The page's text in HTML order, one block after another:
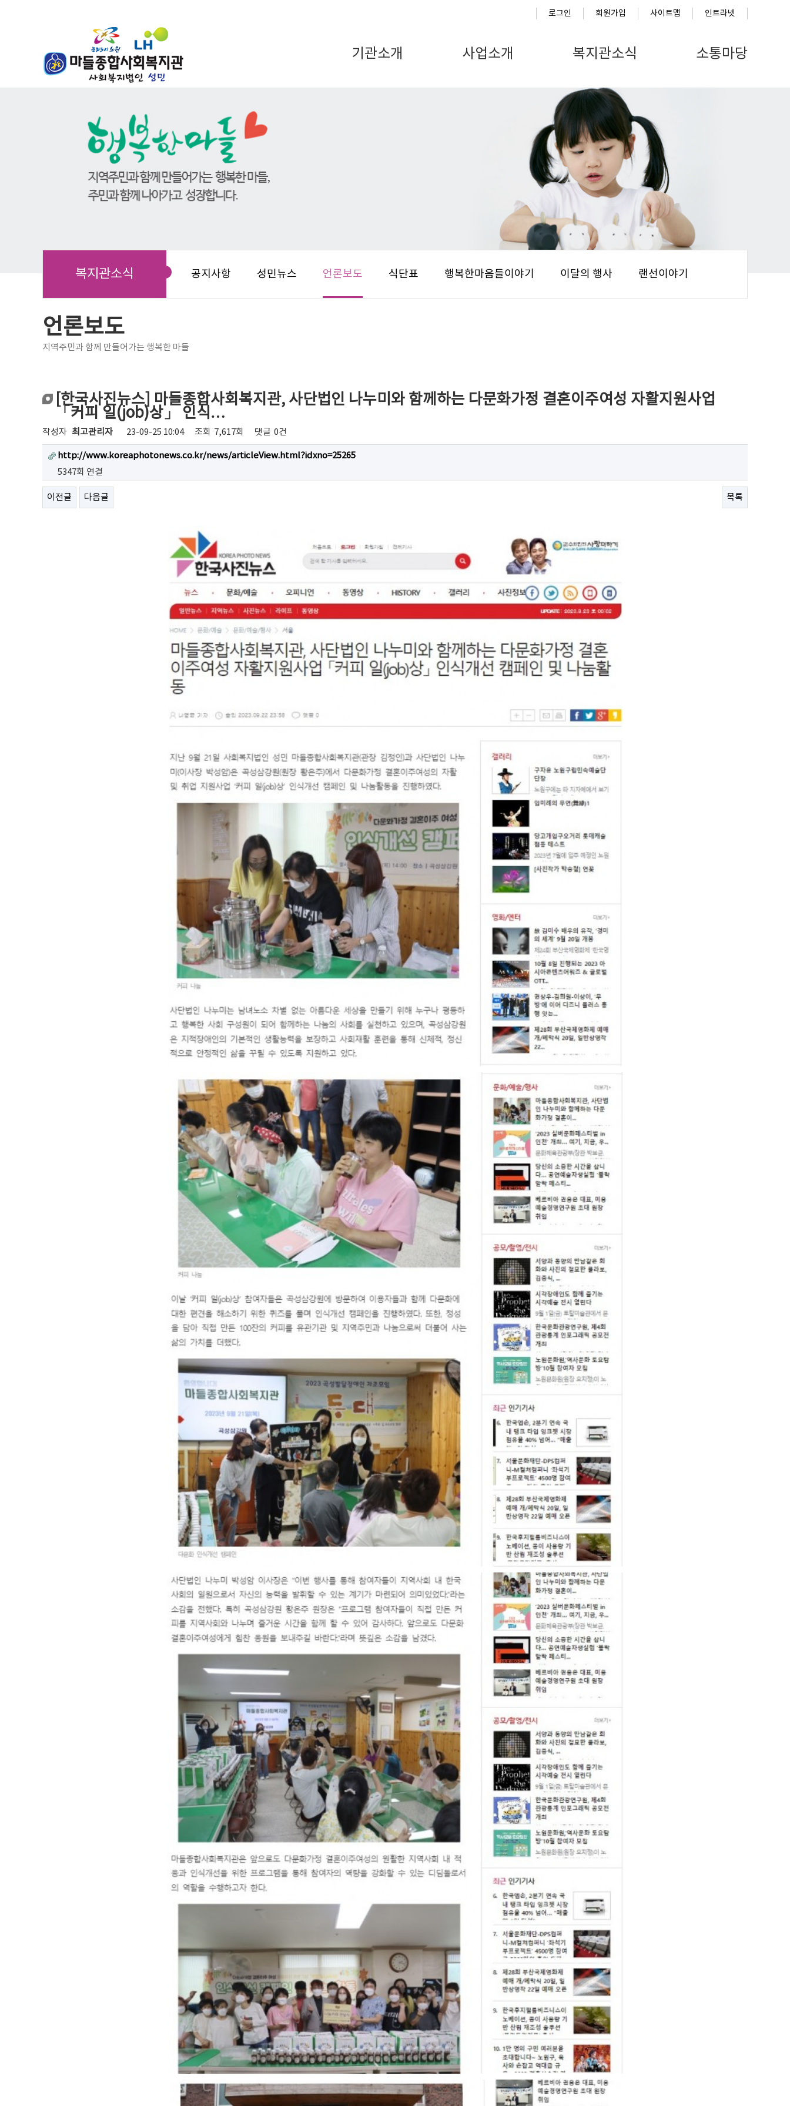
로그인 회원가입 사이트맵 인트라넷
기관소개 사업소개 복지관소식 소통마당
복지관소식 공지사항 성민뉴스 언론보도 식단표 행복한마음들이야기 이달의 행사 랜선이야기
언론보도
지역주민과 함께 만들어가는 행복한 마들
[한국사진뉴스] 마들종합사회복지관, 사단법인 나누미와 함께하는 다문화가정 결혼이주여성 자활지원사업
「커피 일(job)상」 인식…
작성자 최고관리자 23-09-25 10:04 조회 7,617회 댓글 0건
http://www.koreaphotonews.co.kr/news/articleView.html?idxno=25265
5347회 연결
이전글 다음글 목록